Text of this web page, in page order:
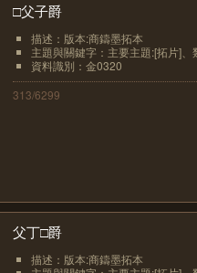
□父子爵
描述：版本:商鑄墨拓本
主題與關鍵字：主要主題:[拓片]
資料識別：金0320
313/6299
父丁□爵
描述：版本:商鑄墨拓本